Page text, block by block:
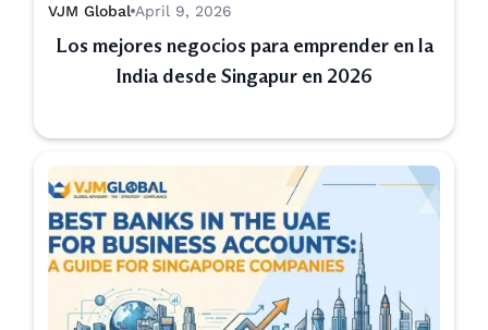
VJM Global April 9, 2026
Los mejores negocios para emprender en la
India desde Singapur en 2026